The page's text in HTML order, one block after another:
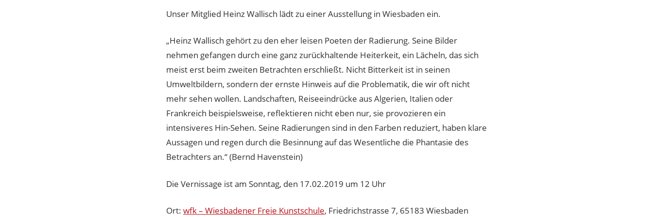
Unser Mitglied Heinz Wallisch lädt zu einer Ausstellung in Wiesbaden ein.
„Heinz Wallisch gehört zu den eher leisen Poeten der Radierung. Seine Bilder
nehmen gefangen durch eine ganz zurückhaltende Heiterkeit, ein Lächeln, das sich
meist erst beim zweiten Betrachten erschließt. Nicht Bitterkeit ist in seinen
Umweltbildern, sondern der ernste Hinweis auf die Problematik, die wir oft nicht
mehr sehen wollen. Landschaften, Reiseeindrücke aus Algerien, Italien oder
Frankreich beispielsweise, reflektieren nicht eben nur, sie provozieren ein
intensiveres Hin-Sehen. Seine Radierungen sind in den Farben reduziert, haben klare
Aussagen und regen durch die Besinnung auf das Wesentliche die Phantasie des
Betrachters an.“ (Bernd Havenstein)
Die Vernissage ist am Sonntag, den 17.02.2019 um 12 Uhr
Ort: wfk – Wiesbadener Freie Kunstschule, Friedrichstrasse 7, 65183 Wiesbaden